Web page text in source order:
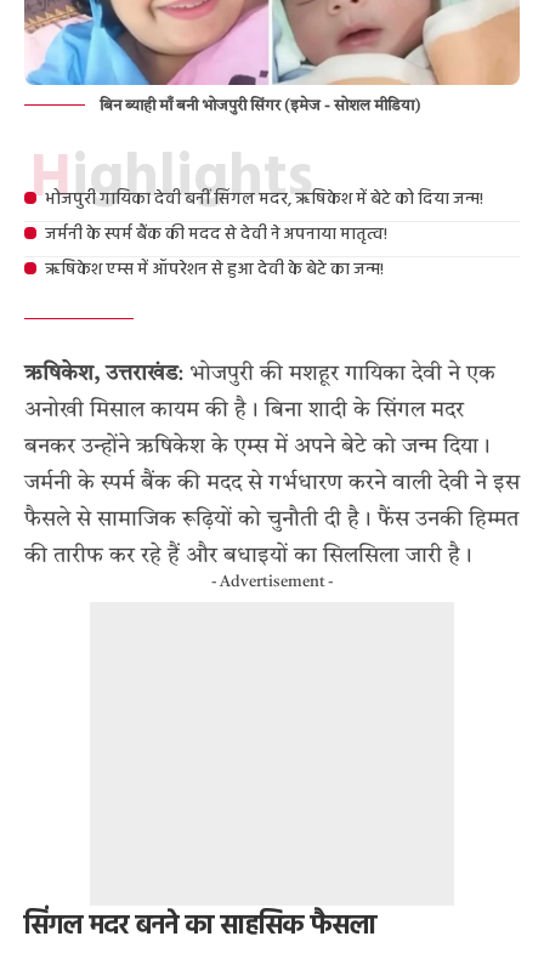
बिन ब्याही माँ बनी भोजपुरी सिंगर (इमेज - सोशल मीडिया)
Highlights
भोजपुरी गायिका देवी बनीं सिंगल मदर, ऋषिकेश में बेटे को दिया जन्म!
जर्मनी के स्पर्म बैंक की मदद से देवी ने अपनाया मातृत्व!
ऋषिकेश एम्स में ऑपरेशन से हुआ देवी के बेटे का जन्म!
ऋषिकेश, उत्तराखंड: भोजपुरी की मशहूर गायिका देवी ने एक
अनोखी मिसाल कायम की है। बिना शादी के सिंगल मदर
बनकर उन्होंने ऋषिकेश के एम्स में अपने बेटे को जन्म दिया।
जर्मनी के स्पर्म बैंक की मदद से गर्भधारण करने वाली देवी ने इस
फैसले से सामाजिक रूढ़ियों को चुनौती दी है। फैंस उनकी हिम्मत
की तारीफ कर रहे हैं और बधाइयों का सिलसिला जारी है।
- Advertisement -
सिंगल मदर बनने का साहसिक फैसला